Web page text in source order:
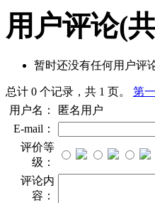
用户评论(
暂时还没有任何用户评
总计 0 个记录，共 1 页。 第
用户名：
匿名用户
E-mail：
评价等
级：
评论内
容：